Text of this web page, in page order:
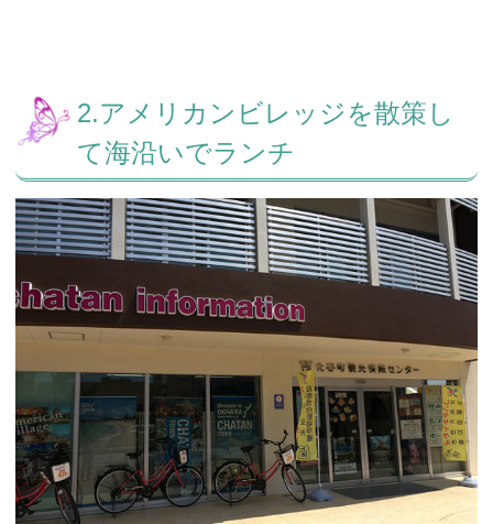
2.アメリカンビレッジを散策し
て海沿いでランチ